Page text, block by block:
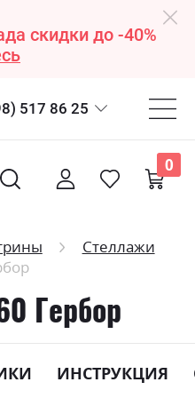
скидки до -40%
517 86 25
0
Стеллажи
Гербор
ИНСТРУКЦИЯ